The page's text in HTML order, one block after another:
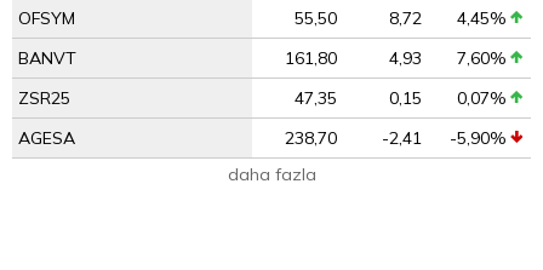
OFSYM
55,50 8,72
4,45%
BANVT
161,80 4,93
7,60%
ZSR25
47,35 0,15
0,07%
AGESA
238,70 -2,41
-5,90%
daha fazla